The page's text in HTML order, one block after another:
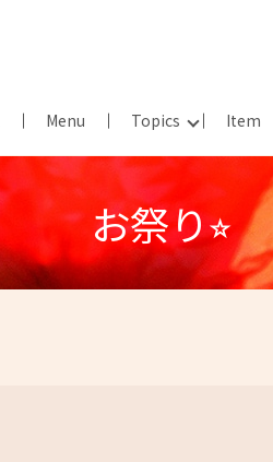
Menu Topics Item
お祭り⭐︎